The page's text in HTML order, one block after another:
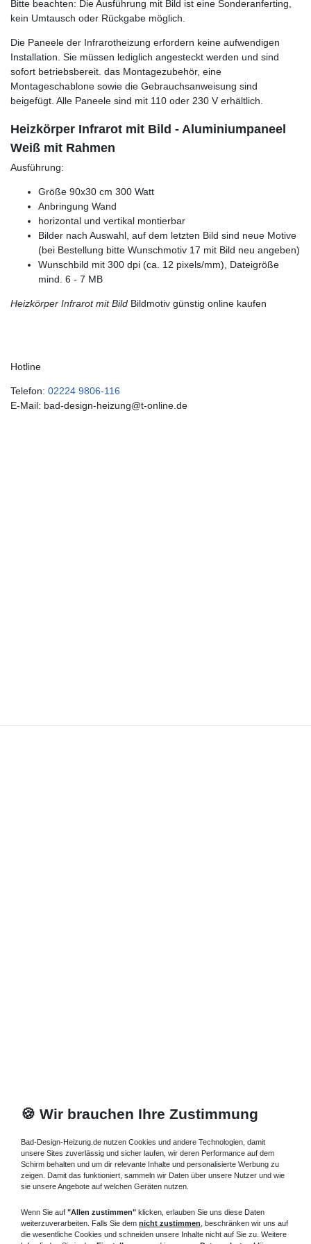
Bitte beachten: Die Ausführung mit Bild ist eine Sonderanferting,
kein Umtausch oder Rückgabe möglich.
Die Paneele der Infrarotheizung erfordern keine aufwendigen
Installation. Sie müssen lediglich angesteckt werden und sind
sofort betriebsbereit. das Montagezubehör, eine
Montageschablone sowie die Gebrauchsanweisung sind
beigefügt. Alle Paneele sind mit 110 oder 230 V erhältlich.
Heizkörper Infrarot mit Bild - Aluminiumpaneel
Weiß mit Rahmen
Ausführung:
Größe 90x30 cm 300 Watt
Anbringung Wand
horizontal und vertikal montierbar
Bilder nach Auswahl, auf dem letzten Bild sind neue Motive
(bei Bestellung bitte Wunschmotiv 17 mit Bild neu angeben)
Wunschbild mit 300 dpi (ca. 12 pixels/mm), Dateigröße
mind. 6 - 7 MB
Heizkörper Infrarot mit Bild Bildmotiv günstig online kaufen
Hotline
Telefon: 02224 9806-116
E-Mail: bad-design-heizung@t-online.de
🍪 Wir brauchen Ihre Zustimmung
Bad-Design-Heizung.de nutzen Cookies und andere Technologien, damit
unsere Sites zuverlässig und sicher laufen, wir deren Performance auf dem
Schirm behalten und um dir relevante Inhalte und personalisierte Werbung zu
zeigen. Damit das funktioniert, sammeln wir Daten über unsere Nutzer und wie
sie unsere Angebote auf welchen Geräten nutzen.
Wenn Sie auf "Allen zustimmen" klicken, erlauben Sie uns diese Daten
weiterzuverarbeiten. Falls Sie dem nicht zustimmen , beschränken wir uns auf
die wesentliche Cookies und schneiden unsere Inhalte nicht auf Sie zu. Weitere